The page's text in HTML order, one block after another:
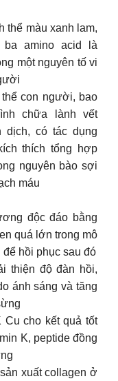
thể màu xanh lam,
ba amino acid là
một nguyên tố vi
con người, bao
chữa lành vết
dịch, có tác dụng
thích tổng hợp
nguyên bào sợi
máu
độc đáo bằng
quá lớn trong mô
hồi phục sau đó
thiện độ đàn hồi,
ánh sáng và tăng
Cu cho kết quả tốt
K, peptide đồng
xuất collagen ở